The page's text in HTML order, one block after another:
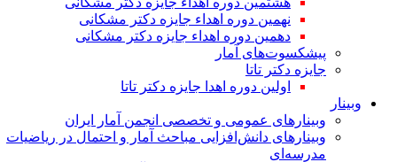
نهمین دوره اهداء جایزه دکتر مشکانی
دهمین دوره اهداء جایزه دکتر مشکانی
پیشکسوت‌های آمار
جایزه دکتر تاتا
اولین دوره اهدا جایزه دکتر تاتا
وبینار
وبینارهای عمومی و تخصصی انجمن آمار ایران
وبینارهای دانش‌افزایی مباحث آمار و احتمال در ریاضیات
مدرسه‌ای